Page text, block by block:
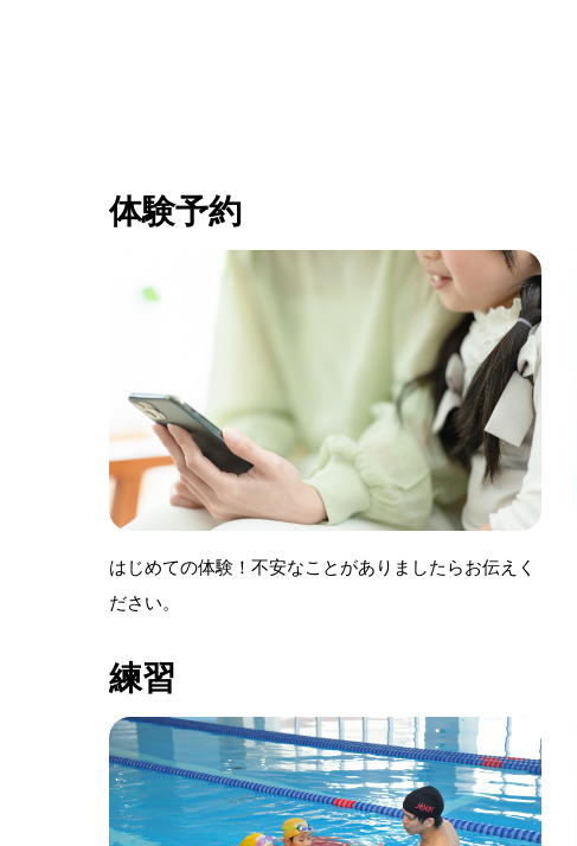
体験予約
はじめての体験！不安なことがありましたらお伝えく
ださい。
練習